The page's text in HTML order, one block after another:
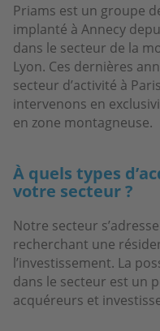
Priams est un groupe
implanté à Annecy
dans le secteur de la
Lyon. Ces dernières
secteur d’activité à
intervenons en
en zone montagneuse.
À quels types
votre secteur ?
Notre secteur
recherchant une
l’investissement. La
dans le secteur est un
acquéreurs et